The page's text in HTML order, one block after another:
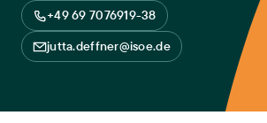
+49 69 7076919-38
jutta.deffner@isoe.de